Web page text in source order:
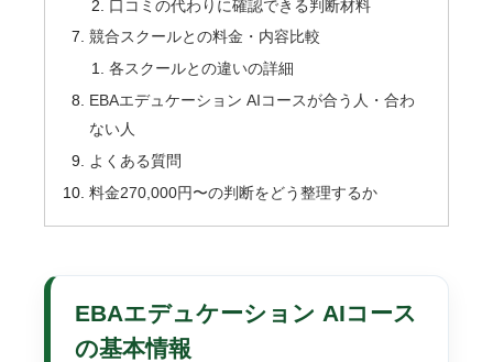
口コミの代わりに確認できる判断材料
競合スクールとの料金・内容比較
各スクールとの違いの詳細
EBAエデュケーション AIコースが合う人・合わ
ない人
よくある質問
料金270,000円〜の判断をどう整理するか
EBAエデュケーション AIコース
の基本情報